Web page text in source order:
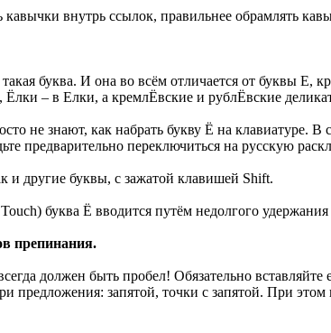
кавычки внутрь ссылок, правильнее обрамлять
такая буква. И она во всём отличается от буквы
– в Елки, а кремлЁвские и рублЁвские
не знают, как набрать букву Ё на клавиатуре.
предварительно переключиться на русскую
и другие буквы, с зажатой клавишей Shift.
буква Ё вводится путём недолгого
препинания.
должен быть пробел! Обязательно вставляйте
предложения: запятой, точки с запятой. При этом